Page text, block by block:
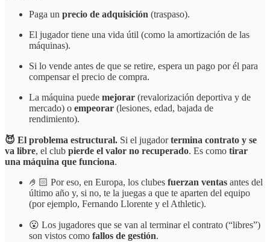
Paga un precio de adquisición (traspaso).
El jugador tiene una vida útil (como la amortización de las
máquinas).
Si lo vende antes de que se retire, espera un pago por él para
compensar el precio de compra.
La máquina puede mejorar (revalorización deportiva y de
mercado) o empeorar (lesiones, edad, bajada de
rendimiento).
😈 El problema estructural. Si el jugadortermina contrato y se
va libre, el club pierde el valor no recuperado. Es como tirar
una máquina que funciona.
🤌🏻 Por eso, en Europa, los clubes fuerzan ventas antes del
último año y, si no, te la juegas a que te aparten del equipo
(por ejemplo, Fernando Llorente y el Athletic).
😮 Los jugadores que se van al terminar el contrato (“libres”)
son vistos como fallos de gestión.